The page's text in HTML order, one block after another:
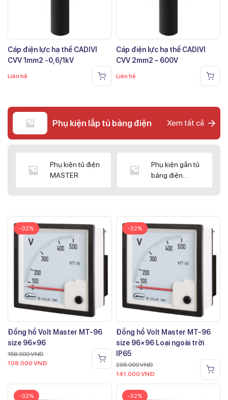
Cáp điện lực hạ thế CADIVI
CVV 1mm2 -0,6/1kV
Liên hệ
Cáp điện lực hạ thế CADIVI
CVV 2mm2 – 600V
Liên hệ
Phụ kiện lắp tủ bảng điện Xem tất cả
Phụ kiện tủ điện
MASTER
Phụ kiện gắn tủ
bảng điện
-32%
Đồng hồ Volt Master MT-96
size 96×96
158.000VNĐ
108.000 VNĐ
-32%
Đồng hồ Volt Master MT-96
size 96×96 Loại ngoài trời
IP65
206.000VNĐ
141.000 VNĐ
-32% -32%